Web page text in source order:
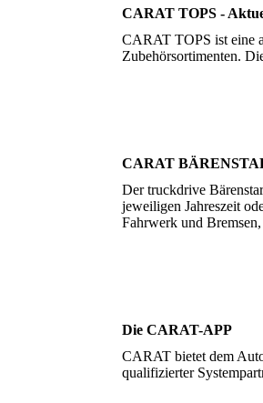
CARAT TOPS -
CARAT TOPS ist eine
Zubehörsortimenten.
CARAT
Der truckdrive
jeweiligen Jahreszeit
Fahrwerk und
Die CARAT-APP
CARAT bietet dem
qualifizierter